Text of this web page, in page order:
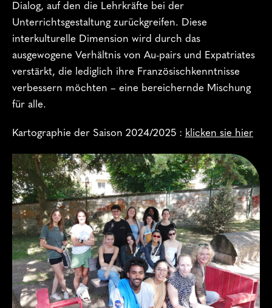
Dialog, auf den die Lehrkräfte bei der
Unterrichtsgestaltung zurückgreifen. Diese
interkulturelle Dimension wird durch das
ausgewogene Verhältnis von Au-pairs und Expatriates
verstärkt, die lediglich ihre Französischkenntnisse
verbessern möchten – eine bereichernde Mischung
für alle.
Kartographie der Saison 2024/2025 : klicken sie hier